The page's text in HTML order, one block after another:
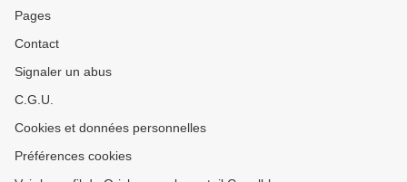
Pages
Contact
Signaler un abus
C.G.U.
Cookies et données personnelles
Préférences cookies